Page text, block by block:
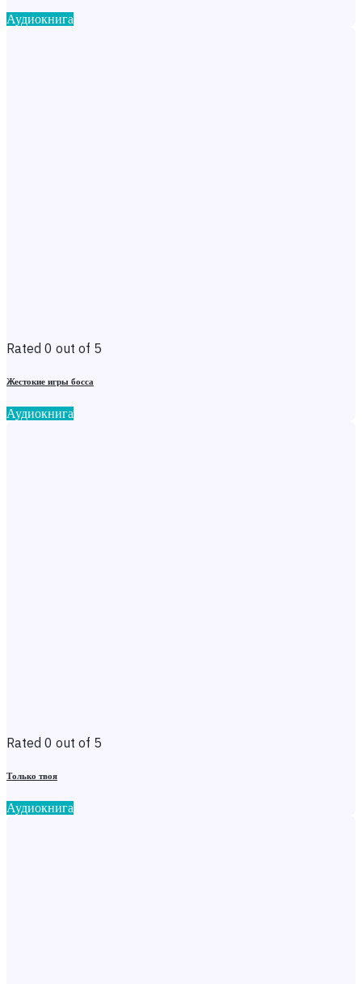
Аудиокнига
Rated 0 out of 5
Жестокие игры босса
Аудиокнига
Rated 0 out of 5
Только твоя
Аудиокнига